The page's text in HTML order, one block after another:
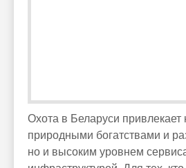
Охота в Беларуси привлекает
природными богатствами и
но и высоким уровнем